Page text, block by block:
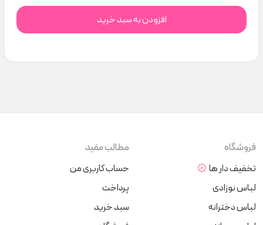
افزودن به سبد خرید
فروشگاه
تخفیف دار ها
لباس نوزادی
لباس دخترانه
مطالب مفید
حساب کاربری من
پرداخت
سبد خرید